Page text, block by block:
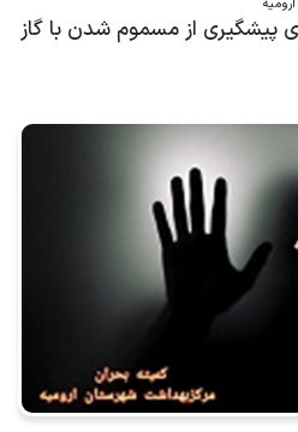
پیشگیری از مسموم شدن با گاز